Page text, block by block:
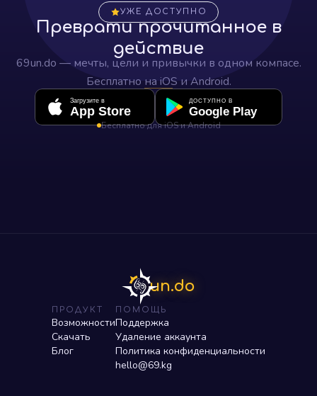
УЖЕ ДОСТУПНО
Преврати прочитанное в
действие
69un.do — мечты, цели и привычки в одном компасе.
Бесплатно на iOS и Android.
Загрузите в
App Store
ДОСТУПНО В
Google Play
Бесплатно для iOS и Android
un.do
ПРОДУКТ
Возможности
Скачать
Блог
ПОМОЩЬ
Поддержка
Удаление аккаунта
Политика конфиденциальности
hello@69.kg